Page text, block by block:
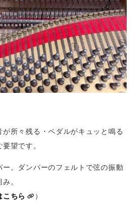
所々残る・ペダルがキュッと鳴る
望です。
。ダンパーのフェルトで弦の振動
。
こちら ）